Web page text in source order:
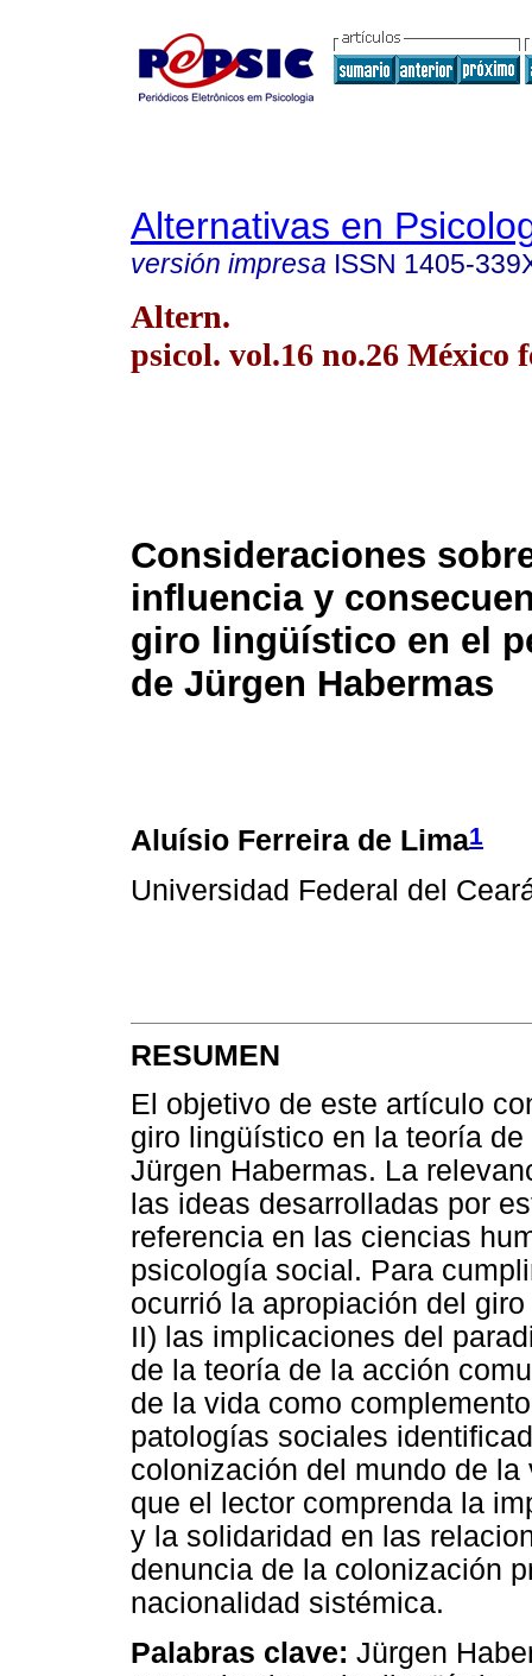
Alternativas en
versión impresa ISSN 1405-
Altern.
psicol. vol.16 no.26 México
Consideraciones
influencia y
giro lingüístico en el
de Jürgen Habermas
Aluísio Ferreira de Lima1
Universidad Federal del
RESUMEN
El objetivo de este artículo
giro lingüístico en la teoría
Jürgen Habermas. La
las ideas desarrolladas por
referencia en las ciencias
psicología social. Para
ocurrió la apropiación del
II) las implicaciones del
de la teoría de la acción
de la vida como
patologías sociales
colonización del mundo de
que el lector comprenda la
y la solidaridad en las
denuncia de la colonización
nacionalidad sistémica.
Palabras clave: Jürgen